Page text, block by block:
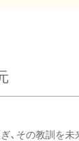
、その教訓を